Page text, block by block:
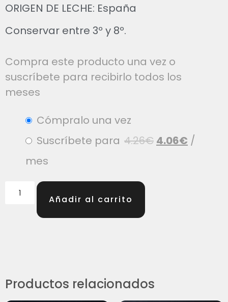
ORIGEN DE LECHE: España
Conservar entre 3º y 8º.
Compra este producto una vez o
suscríbete para recibirlo todos los
meses
Cómpralo una vez
Suscríbete para 4.26€ 4.06€ /
mes
Añadir al carrito
Productos relacionados